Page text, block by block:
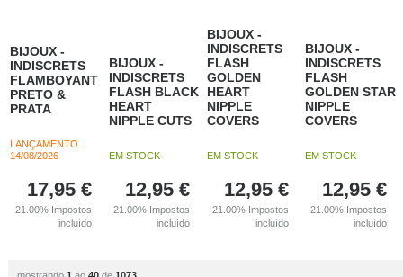
BIJOUX -
INDISCRETS
FLAMBOYANT
PRETO &
PRATA
LANÇAMENTO
14/08/2026
17,95 €
21.00% Impostos
incluído
BIJOUX -
INDISCRETS
FLASH BLACK
HEART
NIPPLE CUTS
EM STOCK
12,95 €
21.00% Impostos
incluído
BIJOUX -
INDISCRETS
FLASH
GOLDEN
HEART
NIPPLE
COVERS
EM STOCK
12,95 €
21.00% Impostos
incluído
BIJOUX -
INDISCRETS
FLASH
GOLDEN STAR
NIPPLE
COVERS
EM STOCK
12,95 €
21.00% Impostos
incluído